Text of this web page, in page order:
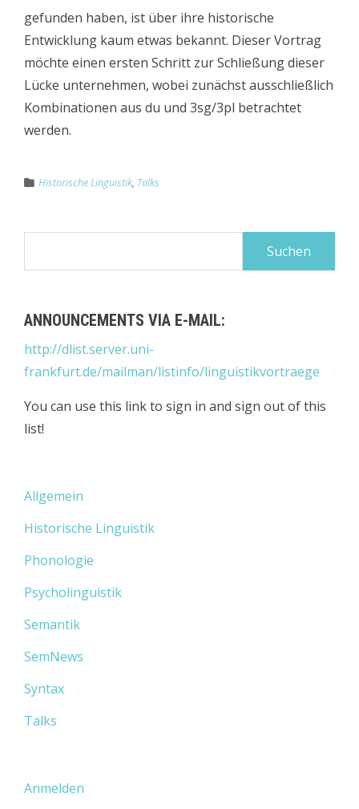
gefunden haben, ist über ihre historische
Entwicklung kaum etwas bekannt. Dieser Vortrag
möchte einen ersten Schritt zur Schließung dieser
Lücke unternehmen, wobei zunächst ausschließlich
Kombinationen aus du und 3sg/3pl betrachtet
werden.
Historische Linguistik, Talks
ANNOUNCEMENTS VIA E-MAIL:
http://dlist.server.uni-
frankfurt.de/mailman/listinfo/linguistikvortraege
You can use this link to sign in and sign out of this
list!
Allgemein
Historische Linguistik
Phonologie
Psycholinguistik
Semantik
SemNews
Syntax
Talks
Anmelden